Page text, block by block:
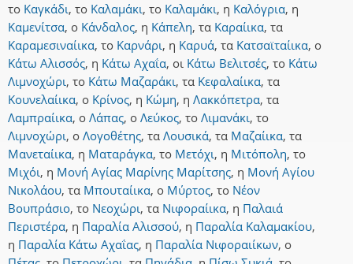
το Καγκάδι, το Καλαμάκι, το Καλαμάκι, η Καλόγρια, η
Καμενίτσα, ο Κάνδαλος, η Κάπελη, τα Καραίικα, τα
Καραμεσιναίικα, το Καρνάρι, η Καρυά, τα Κατσαϊταίικα, ο
Κάτω Αλισσός, η Κάτω Αχαΐα, οι Κάτω Βελιτσές, το Κάτω
Λιμνοχώρι, το Κάτω Μαζαράκι, τα Κεφαλαίικα, τα
Κουνελαίικα, ο Κρίνος, η Κώμη, η Λακκόπετρα, τα
Λαμπραίικα, ο Λάπας, ο Λεύκος, το Λιμανάκι, το
Λιμνοχώρι, ο Λογοθέτης, τα Λουσικά, τα Μαζαίικα, τα
Μανεταίικα, η Ματαράγκα, το Μετόχι, η Μιτόπολη, το
Μιχόι, η Μονή Αγίας Μαρίνης Μαρίτσης, η Μονή Αγίου
Νικολάου, τα Μπουταίικα, ο Μύρτος, το Νέον
Βουπράσιο, το Νεοχώρι, τα Νιφοραίικα, η Παλαιά
Περιστέρα, η Παραλία Αλισσού, η Παραλία Καλαμακίου,
η Παραλία Κάτω Αχαΐας, η Παραλία Νιφοραιίκων, ο